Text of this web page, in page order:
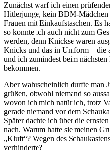
Zunächst warf ich einen
Hitlerjunge, kein BDM-Mädchen
Frauen mit Einkaufstaschen. Es
so konnte ich auch nicht zum
werden, denn Knickse waren
Knicks und das in Uniform – die
und ich zumindest beim
bekommen.
Aber wahrscheinlich durfte man
grüßen, obwohl niemand so
wovon ich mich natürlich, trotz
gerade niemand vor dem
Später dachte ich über die
nach. Warum hatte sie meinen
Kluft ? Wegen des
verhinderte?